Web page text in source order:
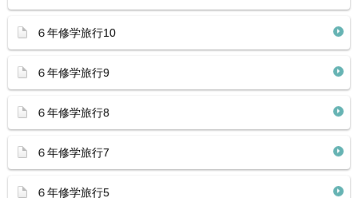
６年修学旅行10
６年修学旅行9
６年修学旅行8
６年修学旅行7
６年修学旅行5